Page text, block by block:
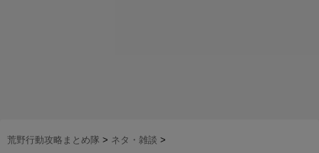
荒野行動攻略まとめ隊 > ネタ・雑談 >